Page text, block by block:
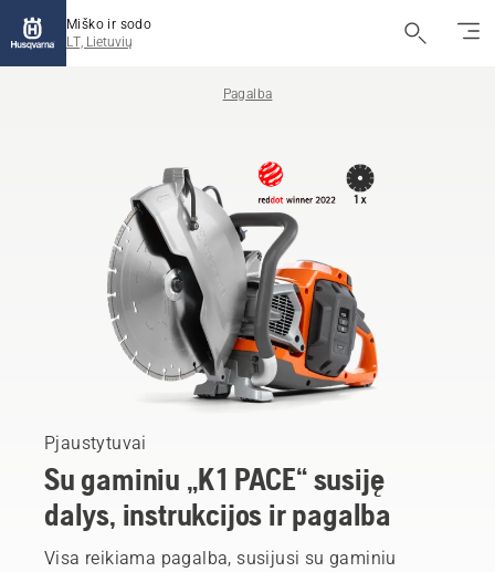
Miško ir sodo
LT, Lietuvių
Pagalba
Pjaustytuvai
Su gaminiu „K 1 PACE“ susiję
dalys, instrukcijos ir pagalba
Visa reikiama pagalba, susijusi su gaminiu